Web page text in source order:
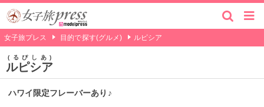
女子旅プレス 目的で探す(グルメ) ルピシア
ルピシア
るぴしあ
ハワイ限定フレーバーあり♪